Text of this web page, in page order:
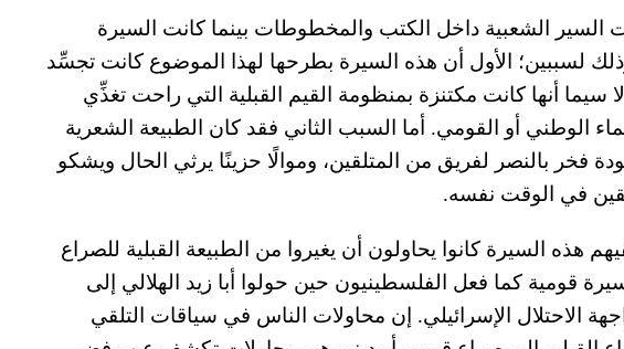
السير الشعبية داخل الكتب والمخطوطات بينما كانت السيرة
وذلك لسببين؛ الأول أن هذه السيرة بطرحها لهذا الموضوع كانت تجسِّد
سيما أنها كانت مكتنزة بمنظومة القيم القبلية التي راحت تغذِّي
الوطني أو القومي. أما السبب الثاني فقد كان الطبيعة الشعرية
فخر بالنصر لفريق من المتلقين، وموالًا حزينًا يرثي الحال ويشكو
في الوقت نفسه.
هذه السيرة كانوا يحاولون أن يغيروا من الطبيعة القبلية للصراع
قومية كما فعل الفلسطينيون حين حولوا أبا زيد الهلالي إلى
الاحتلال الإسرائيلي. إن محاولات الناس في سياقات التلقي